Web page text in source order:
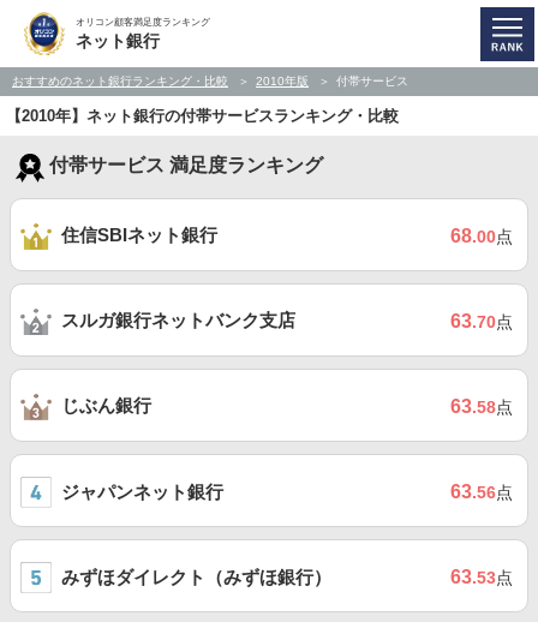
オリコン顧客満足度ランキング
ネット銀行
おすすめのネット銀行ランキング・比較 2010年版 付帯サービス
【2010年】ネット銀行の付帯サービスランキング・比較
付帯サービス 満足度ランキング
住信SBIネット銀行 68.00点
スルガ銀行ネットバンク支店 63.70点
じぶん銀行 63.58点
ジャパンネット銀行 63.56点
みずほダイレクト（みずほ銀行） 63.53点